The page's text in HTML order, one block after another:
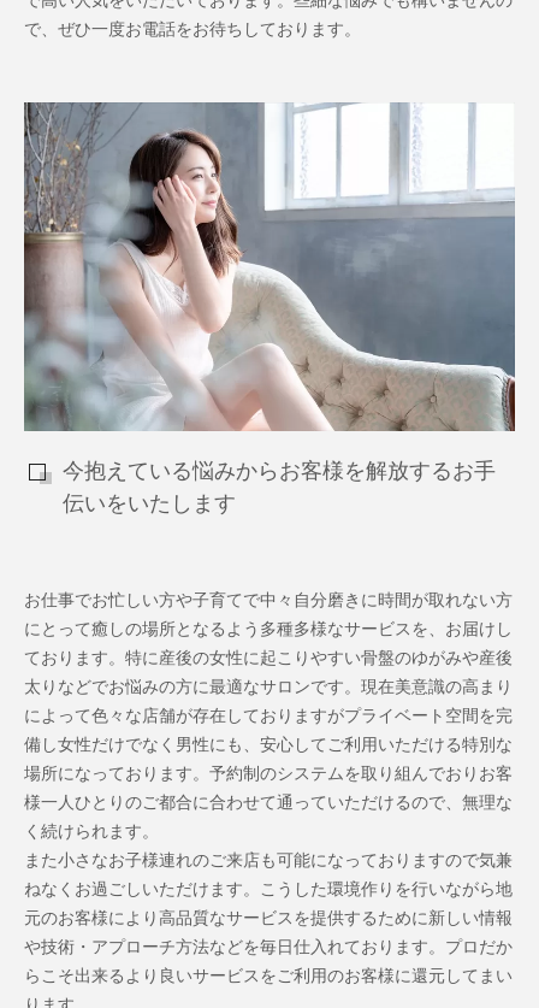
で、ぜひ一度お電話をお待ちしております。
今抱えている悩みからお客様を解放するお手
伝いをいたします
お仕事でお忙しい方や子育てで中々自分磨きに時間が取れない方
にとって癒しの場所となるよう多種多様なサービスを、お届けし
ております。特に産後の女性に起こりやすい骨盤のゆがみや産後
太りなどでお悩みの方に最適なサロンです。現在美意識の高まり
によって色々な店舗が存在しておりますがプライベート空間を完
備し女性だけでなく男性にも、安心してご利用いただける特別な
場所になっております。予約制のシステムを取り組んでおりお客
様一人ひとりのご都合に合わせて通っていただけるので、無理な
く続けられます。
また小さなお子様連れのご来店も可能になっておりますので気兼
ねなくお過ごしいただけます。こうした環境作りを行いながら地
元のお客様により高品質なサービスを提供するために新しい情報
や技術・アプローチ方法などを毎日仕入れております。プロだか
らこそ出来るより良いサービスをご利用のお客様に還元してまい
ります。